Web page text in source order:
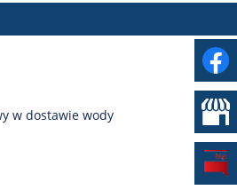
w dostawie wody